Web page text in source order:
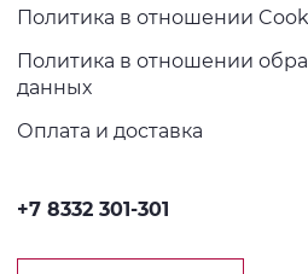
Политика в отношении
Политика в отношении
данных
Оплата и доставка
+7 8332 301-301